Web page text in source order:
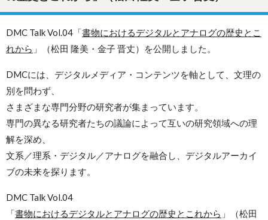
DMC Talk Vol.04「書物におけるデジタルとアナログの歴史とこ
れから 」（松田 隆美・金子 晋丈）を公開しました。
DMCには、デジタルメディア・コンテンツを軸として、文理の
別を問わず、
さまざまな専門分野の研究者が集まっています。
専門の異なる研究者たちの議論によって互いの研究領域への理
解を深め、
文系／理系・デジタル／アナログを融合し、デジタルアーカイ
ブの未来を探ります。
DMC Talk Vol.04
「書物におけるデジタルとアナログの歴史とこれから 」（松田